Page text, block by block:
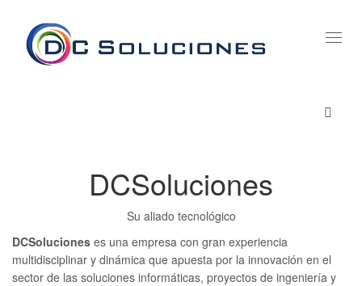
DCSoluciones
Su aliado tecnológico
DCSoluciones es una empresa con gran experiencia
multidisciplinar y dinámica que apuesta por la innovación en el
sector de las soluciones informáticas, proyectos de ingeniería y